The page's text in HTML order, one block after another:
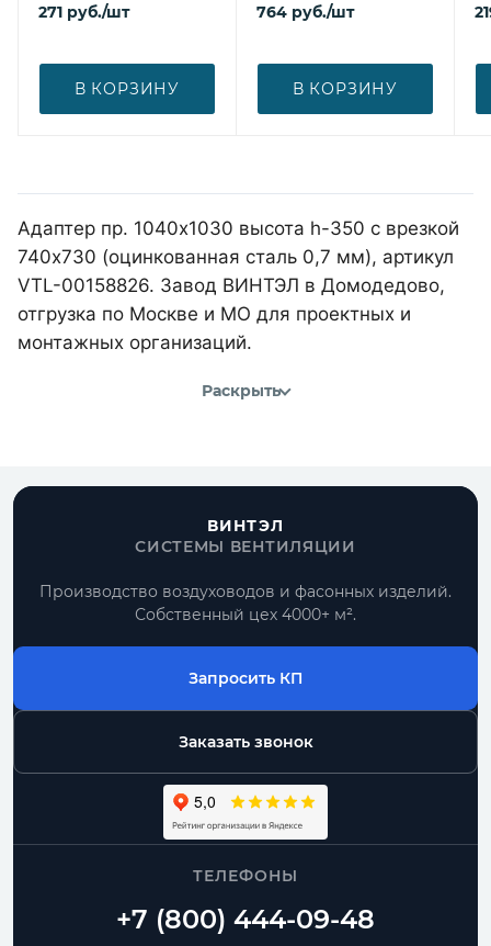
271 руб./шт
В КОРЗИНУ
764 руб./шт
В КОРЗИНУ
Адаптер пр. 1040х1030 высота h-350 с врезкой
740х730 (оцинкованная сталь 0,7 мм), артикул
VTL-00158826. Завод ВИНТЭЛ в Домодедово,
отгрузка по Москве и МО для проектных и
монтажных организаций.
Раскрыть
ВИНТЭЛ
СИСТЕМЫ ВЕНТИЛЯЦИИ
Производство воздуховодов и фасонных изделий.
Собственный цех 4000+ м².
Запросить КП
Заказать звонок
ТЕЛЕФОНЫ